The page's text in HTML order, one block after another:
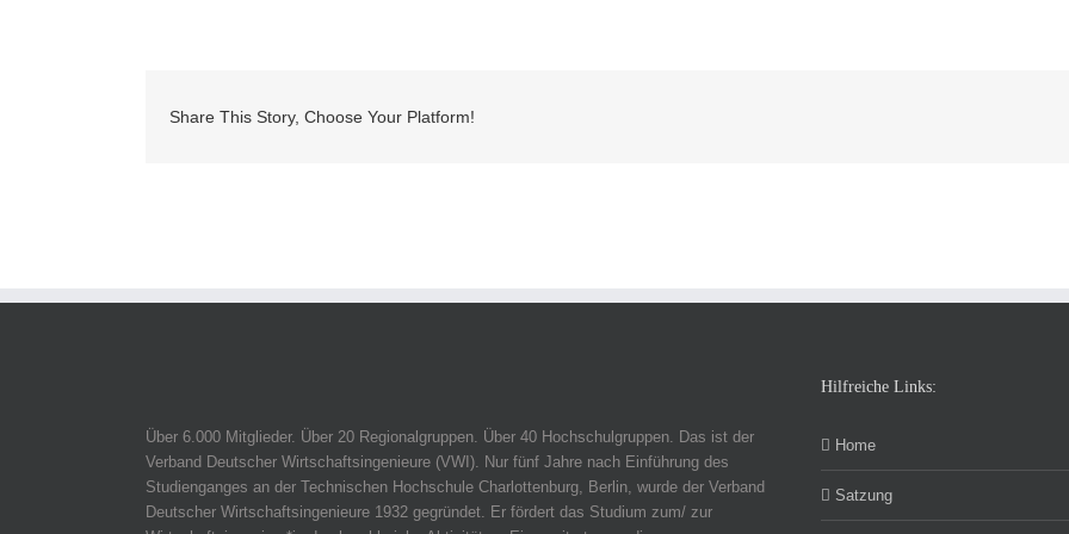
Share This Story, Choose Your Platform!
Über 6.000 Mitglieder. Über 20 Regionalgruppen. Über 40 Hochschulgruppen. Das ist der
Verband Deutscher Wirtschaftsingenieure (VWI). Nur fünf Jahre nach Einführung des
Studienganges an der Technischen Hochschule Charlottenburg, Berlin, wurde der Verband
Deutscher Wirtschaftsingenieure 1932 gegründet. Er fördert das Studium zum/ zur
Hilfreiche Links:
Home
Satzung